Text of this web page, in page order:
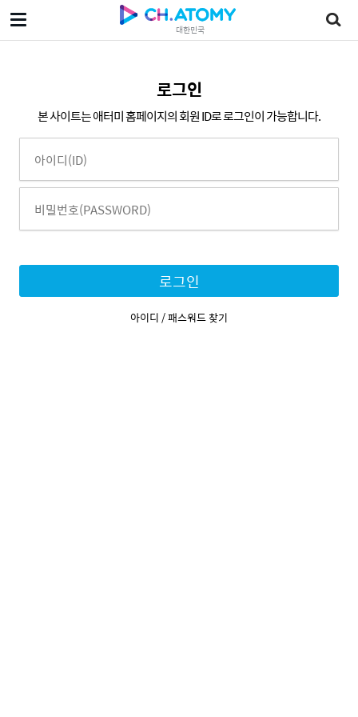
대한민국
로그인
본 사이트는 애터미 홈페이지의 회원 ID로 로그인이 가능합니다.
로그인
아이디 / 패스워드 찾기